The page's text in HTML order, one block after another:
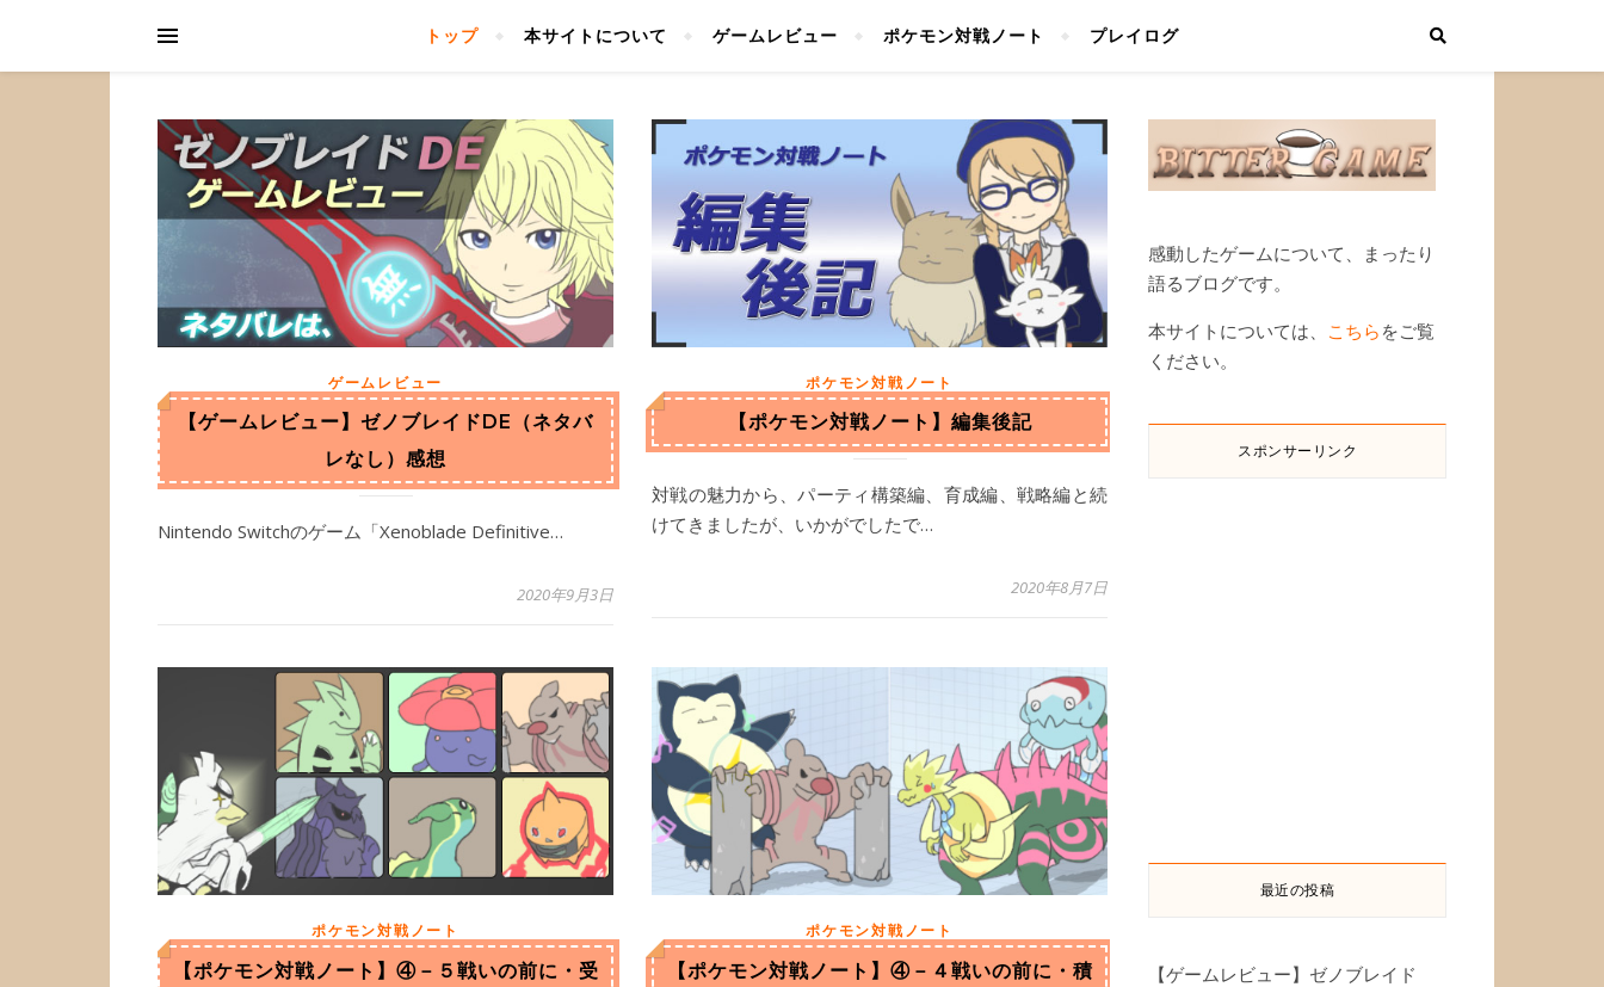
トップ 本サイトについて ゲームレビュー ポケモン対戦ノート プレイログ
ゲームレビュー
【ゲームレビュー】ゼノブレイドDE（ネタバ
レなし）感想
Nintendo Switchのゲーム「Xenoblade Definitive…
2020年9月3日
ポケモン対戦ノート
【ポケモン対戦ノート】編集後記
対戦の魅力から、パーティ構築編、育成編、戦略編と続
けてきましたが、いかがでしたで…
2020年8月7日
ポケモン対戦ノート
【ポケモン対戦ノート】④－５戦いの前に・受
ポケモン対戦ノート
【ポケモン対戦ノート】④－４戦いの前に・積
感動したゲームについて、まったり
語るブログです。
本サイトについては、 こちら をご覧
ください。
スポンサーリンク
最近の投稿
【ゲームレビュー】ゼノブレイド